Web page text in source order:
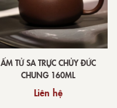
ẤM TỬ SA TRỰC CHỦY ĐỨC
CHUNG 160ML
Liên hệ